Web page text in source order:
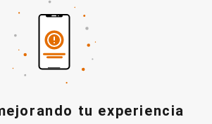
tu experiencia